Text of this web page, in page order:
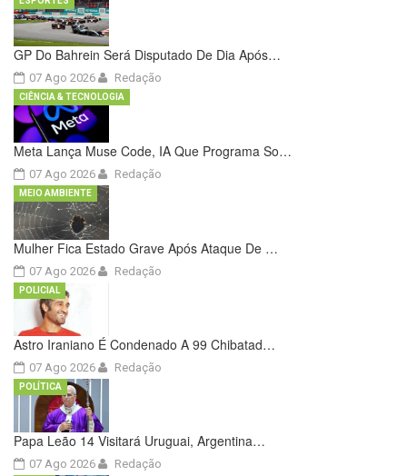
GP Do Bahrein Será Disputado De Dia Após…
07 Ago 2026 Redação
Meta Lança Muse Code, IA Que Programa So…
07 Ago 2026
CIÊNCIA & TECNOLOGIA
Redação
Mulher Fica Estado Grave Após Ataque De …
07 Ago 2026
MEIO AMBIENTE
Redação
Astro Iraniano É Condenado A 99 Chibatad…
07 Ago 2026
POLICIAL
Redação
Papa Leão 14 Visitará Uruguai, Argentina…
07 Ago 2026
POLÍTICA
Redação